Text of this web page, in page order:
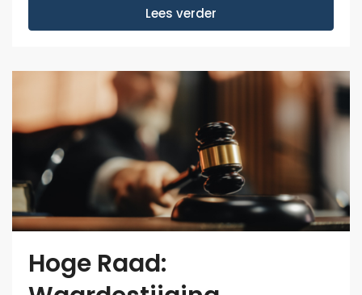
Lees verder
Hoge Raad: